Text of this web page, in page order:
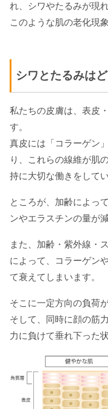
れ、シワやたるみが現
このような肌の老化現
シワとたるみは
私たちの皮膚は、表皮
す。
真皮には「コラーゲン
り、これらの線維が肌
持に大切な働きをしてい
ところが、加齢によっ
ンやエラスチンの量が
また、加齢・紫外線・
によって、コラーゲン
て衰えてしまいます。
そこに一定方向の負荷
そして、同時に顔の筋
力に負けて垂れ下った